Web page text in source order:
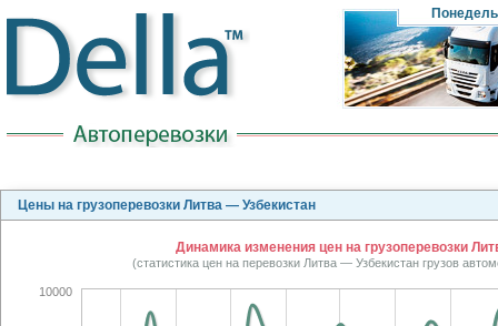
Цены на грузоперевозки Литва — Узбекистан
Динамика изменения цен на грузоперевозки
(статистика цен на перевозки Литва — Узбекистан грузов
10000